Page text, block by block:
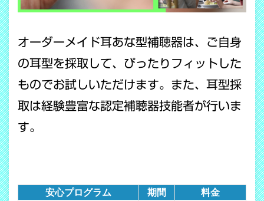
オーダーメイド耳あな型補聴器は、ご自身
の耳型を採取して、ぴったりフィットした
ものでお試しいただけます。また、耳型採
取は経験豊富な認定補聴器技能者が行いま
す。
安心プログラム 期間
料金